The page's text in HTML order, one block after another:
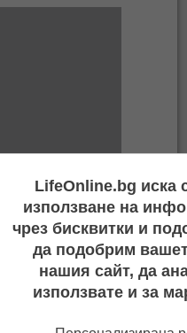
-
Тодор Славков
LifeOnline.bg иска
използване на
чрез бисквитки и
да подобрим
нашия сайт, да
използвате и за